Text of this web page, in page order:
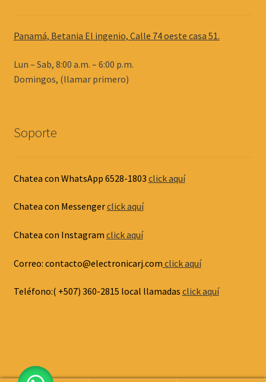
Panamá, Betania El ingenio, Calle 74 oeste casa 51.
Lun – Sab, 8:00 a.m. – 6:00 p.m.
Domingos, (llamar primero)
Soporte
Chatea con WhatsApp 6528-1803 click aquí
Chatea con Messengerclick aquí
Chatea con Instagram click aquí
Correo: contacto@electronicarj.com click aquí
Teléfono:( +507) 360-2815 local llamadas click aquí